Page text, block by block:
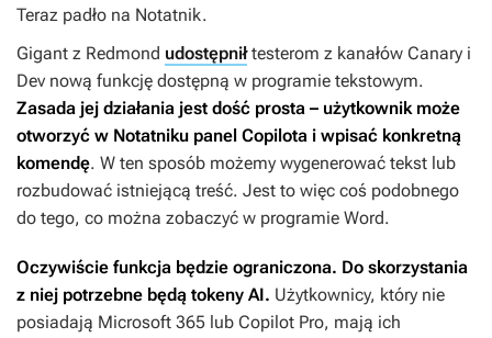
Teraz padło na Notatnik.
Gigant z Redmond udostępniłtesterom z kanałów Canary i
Dev nową funkcję dostępną w programie tekstowym.
Zasada jej działania jest dość prosta – użytkownik może
otworzyć w Notatniku panel Copilota i wpisać konkretną
komendę. W ten sposób możemy wygenerować tekst lub
rozbudować istniejącą treść. Jest to więc coś podobnego
do tego, co można zobaczyć w programie Word.
Oczywiście funkcja będzie ograniczona. Do skorzystania
z niej potrzebne będą tokeny AI. Użytkownicy, który nie
posiadają Microsoft 365 lub Copilot Pro, mają ich